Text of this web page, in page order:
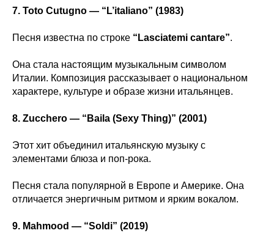
7. Toto Cutugno — “L’italiano” (1983)
Песня известна по строке “Lasciatemi cantare”.
Она стала настоящим музыкальным символом
Италии. Композиция рассказывает о национальном
характере, культуре и образе жизни итальянцев.
8. Zucchero — “Baila (Sexy Thing)” (2001)
Этот хит объединил итальянскую музыку с
элементами блюза и поп-рока.
Песня стала популярной в Европе и Америке. Она
отличается энергичным ритмом и ярким вокалом.
9. Mahmood — “Soldi” (2019)